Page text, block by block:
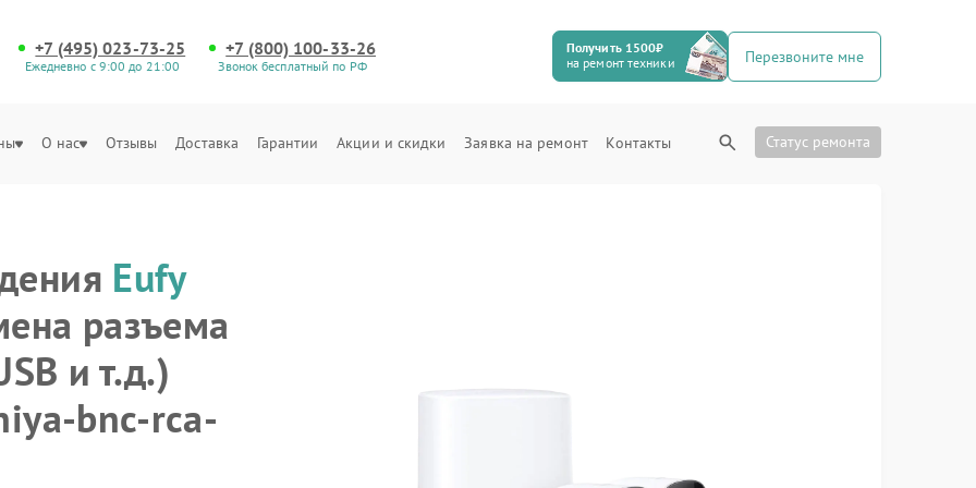
+7 (495) 023-73-25
Ежедневно с 9:00 до 21:00
+7 (800) 100-33-26
Звонок бесплатный по РФ
Получить 1500₽
на ремонт техники
Перезвоните мне
О нас Отзывы Доставка Гарантии Акции и скидки Заявка на ремонт Контакты Статус ремонта
Eufy
разъема
и т.д.)
bnc-rca-